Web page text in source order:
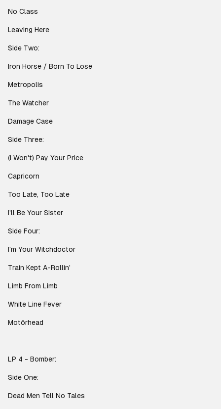
No Class
Leaving Here
Side Two:
Iron Horse / Born To Lose
Metropolis
The Watcher
Damage Case
Side Three:
(I Won't) Pay Your Price
Capricorn
Too Late, Too Late
I'll Be Your Sister
Side Four:
I'm Your Witchdoctor
Train Kept A-Rollin'
Limb From Limb
White Line Fever
Motörhead
LP 4 - Bomber:
Side One:
Dead Men Tell No Tales